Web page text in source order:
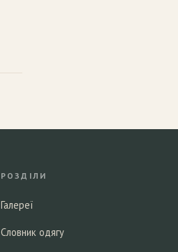
РОЗДІЛИ
Галереї
Словник одягу